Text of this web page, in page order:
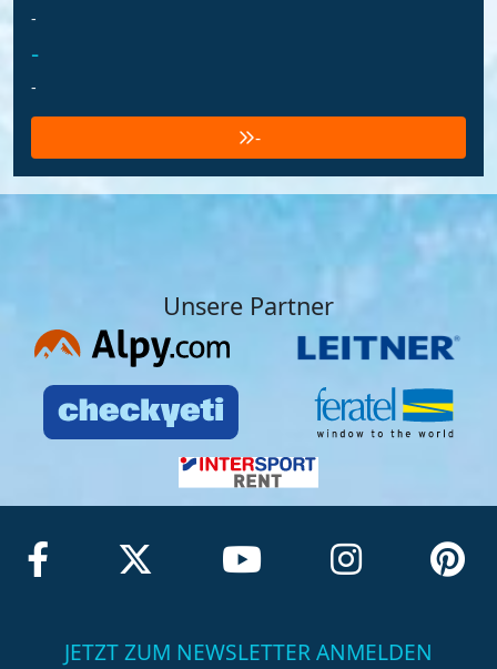
-
-
-
-
Unsere Partner
JETZT ZUM NEWSLETTER ANMELDEN